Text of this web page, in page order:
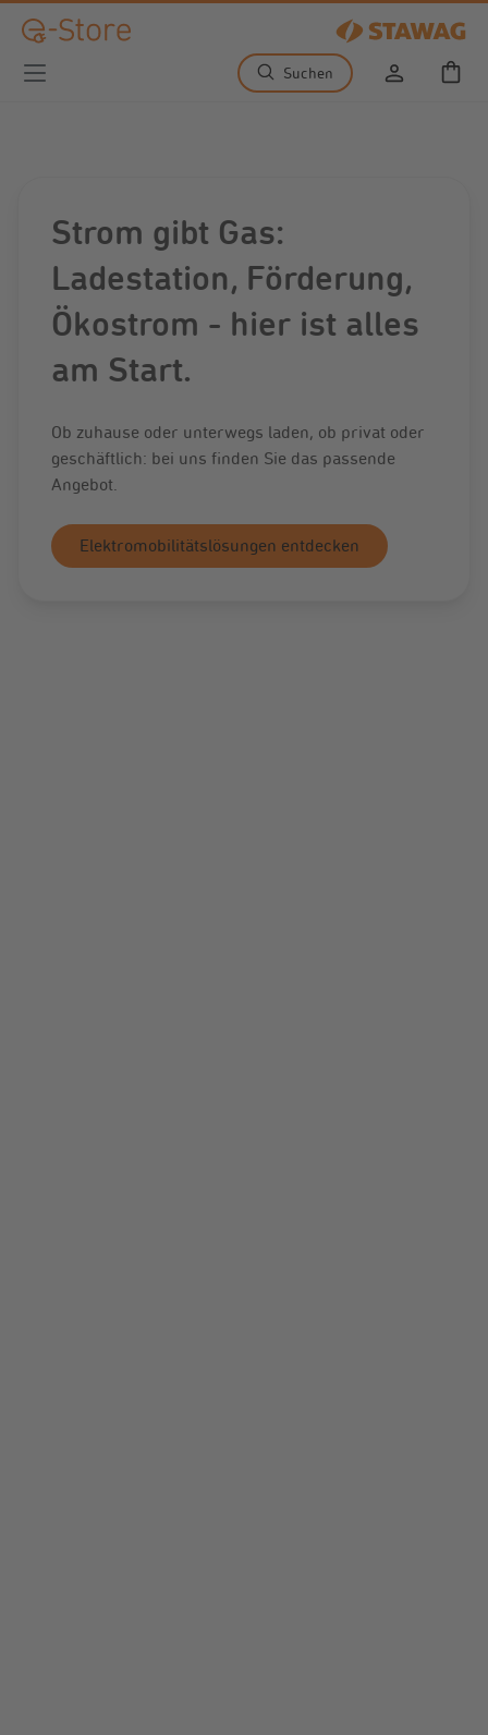
Zum Hauptinhalt springen
Suchen
Strom gibt Gas:
Ladestation, Förderung,
Ökostrom - hier ist alles
am Start.
Ob zuhause oder unterwegs laden, ob privat oder
geschäftlich: bei uns finden Sie das passende
Angebot.
Elektromobilitätslösungen entdecken